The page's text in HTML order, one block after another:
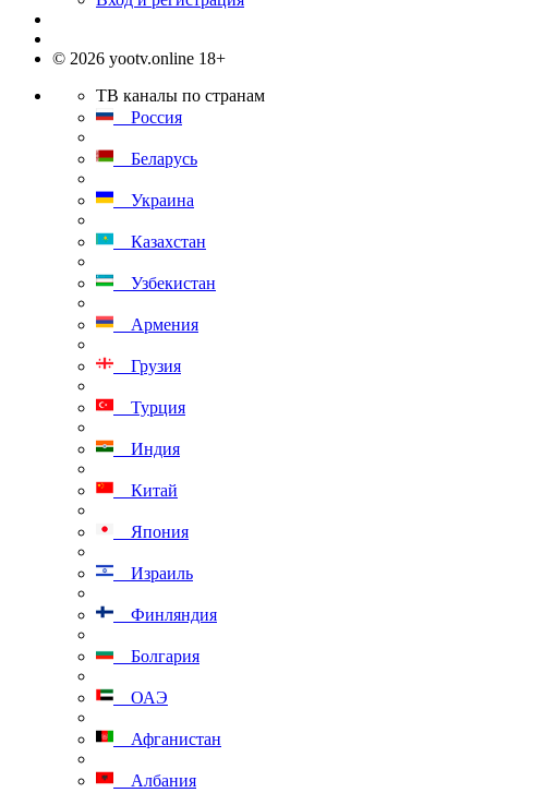
© 2026 yootv.online 18+
ТВ каналы по странам
Россия
Беларусь
Украина
Казахстан
Узбекистан
Армения
Грузия
Турция
Индия
Китай
Япония
Израиль
Финляндия
Болгария
ОАЭ
Афганистан
Албания